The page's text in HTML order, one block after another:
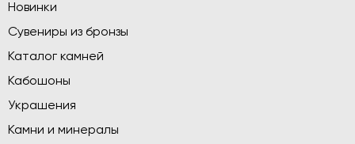
Новинки
Сувениры из бронзы
Каталог камней
Кабошоны
Украшения
Камни и минералы